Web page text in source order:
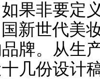
果非要定
新世代美
牌。从生
几份设计